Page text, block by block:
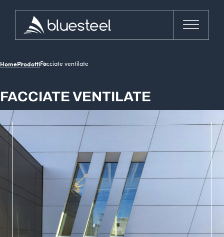
HomeProdottiFacciate ventilate
FACCIATE VENTILATE